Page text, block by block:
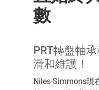
數
PRT轉盤軸
滑和維護！
Niles-Simmons現